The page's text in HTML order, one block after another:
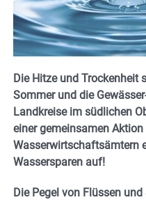
Die Hitze und Trockenheit
Sommer und die
Landkreise im südlichen
einer gemeinsamen
Wasserwirtschaftsämtern
Wassersparen auf!
Die Pegel von Flüssen